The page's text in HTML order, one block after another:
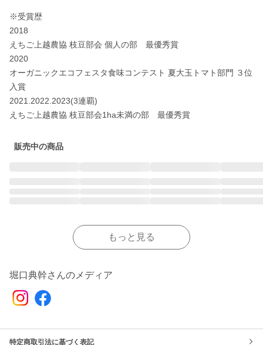
※受賞歴
2018
えちご上越農協 枝豆部会 個人の部　最優秀賞
2020
オーガニックエコフェスタ食味コンテスト 夏大玉トマト部門 ３位
入賞
2021.2022.2023(3連覇)
えちご上越農協 枝豆部会1ha未満の部　最優秀賞
販売中の商品
もっと見る
堀口典幹さんのメディア
特定商取引法に基づく表記